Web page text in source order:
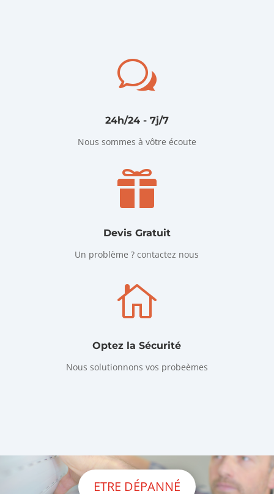
w
24h/24 - 7j/7
Nous sommes à vôtre écoute

Devis Gratuit
Un problème ? contactez nous

Optez la Sécurité
Nous solutionnons vos probeèmes
ETRE DÉPANNÉ